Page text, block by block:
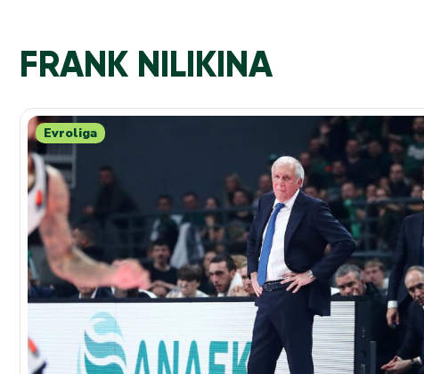
FRANK NILIKINA
Evroliga